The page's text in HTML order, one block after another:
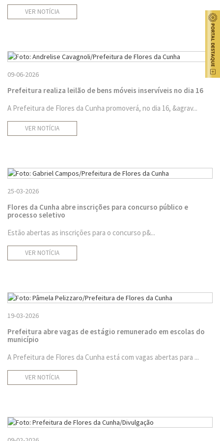
VER NOTÍCIA
09-06-2026
Prefeitura realiza leilão de bens móveis inservíveis no dia 16
A Prefeitura de Flores da Cunha promoverá, no dia 16, &agrav...
VER NOTÍCIA
25-03-2026
Flores da Cunha abre inscrições para concurso público e
processo seletivo
Estão abertas as inscrições para o concurso p&...
VER NOTÍCIA
19-03-2026
Prefeitura abre vagas de estágio remunerado em escolas do
município
A Prefeitura de Flores da Cunha está com vagas abertas para ...
VER NOTÍCIA